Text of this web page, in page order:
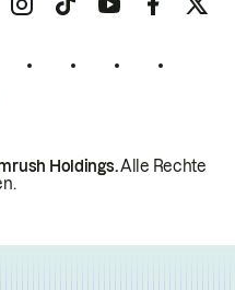
Holdings.Alle Rechte